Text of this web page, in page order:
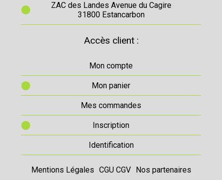
ZAC des Landes Avenue du Cagire
31800 Estancarbon
Accès client :
Mon compte
Mon panier
Mes commandes
Inscription
Identification
Mentions Légales CGU CGV Nos partenaires